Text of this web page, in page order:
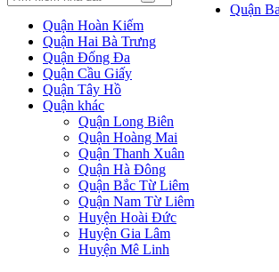
Quận
Quận Hoàn Kiếm
Quận Hai Bà Trưng
Quận Đống Đa
Quận Cầu Giấy
Quận Tây Hồ
Quận khác
Quận Long Biên
Quận Hoàng Mai
Quận Thanh Xuân
Quận Hà Đông
Quận Bắc Từ Liêm
Quận Nam Từ Liêm
Huyện Hoài Đức
Huyện Gia Lâm
Huyện Mê Linh